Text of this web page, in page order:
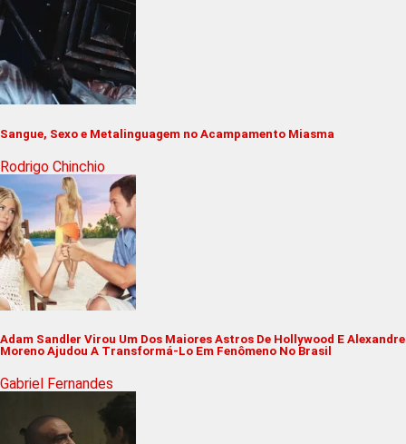
Sangue, Sexo e Metalinguagem no Acampamento Miasma
Rodrigo Chinchio
Adam Sandler Virou Um Dos Maiores Astros De Hollywood E Alexandre
Moreno Ajudou A Transformá-Lo Em Fenômeno No Brasil
Gabriel Fernandes